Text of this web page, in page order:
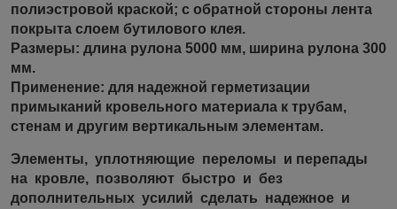
полиэстровой краской; с обратной стороны лента
покрыта слоем бутилового клея.
Размеры: длина рулона 5000 мм, ширина рулона 300
мм.
Применение: для надежной герметизации
примыканий кровельного материала к трубам,
стенам и другим вертикальным элементам.
Элементы, уплотняющие переломы и перепады
на кровле, позволяют быстро и без
дополнительных усилий сделать надежное и